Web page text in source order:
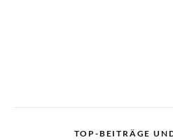
TOP-BEITRÄGE